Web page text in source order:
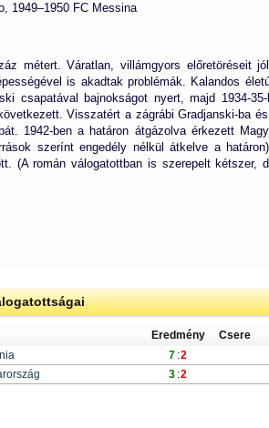
1949–1950 FC Messina
métert. Váratlan, villámgyors előretöréseit
is akadtak problémák. Kalandos
csapatával bajnokságot nyert, majd 1934-
Visszatért a zágrábi Gradjanski-ba
1942-ben a határon átgázolva érkezett
szerínt engedély nélkül átkelve a
(A román válogatottban is szerepelt kétszer,
Eredmény Csere
7 :2
3 :2